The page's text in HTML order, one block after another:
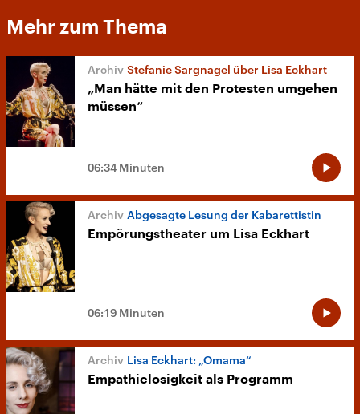
Mehr zum Thema
Stefanie Sargnagel über Lisa Eckhart
„Man hätte mit den Protesten umgehen
müssen“
06:34 Minuten
Abgesagte Lesung der Kabarettistin
Empörungstheater um Lisa Eckhart
06:19 Minuten
Lisa Eckhart: „Omama“
Empathielosigkeit als Programm